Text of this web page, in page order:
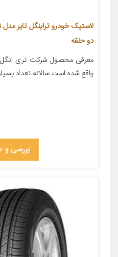
دو حلقه
معرفی محصول شرکت تری
واقع شده است سالانه تعداد
بررسی و